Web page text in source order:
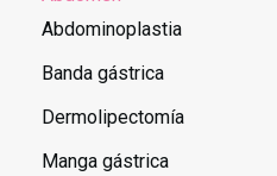
Abdominoplastia
Banda gástrica
Dermolipectomía
Manga gástrica